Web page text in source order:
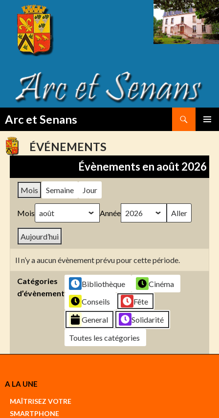
Arc et Senans
TO
CONTENTÉVÉNEMENTS
Évènements en août 2026
Mois Semaine Jour
Mois Année
Aujourd’hui
Il n’y a aucun évènement prévu pour cette période.
Catégories
d’évènement
Bibliothèque
Cinéma
Conseils
Fête
General
Solidarité
Toutes les catégories
Créer
compte
A LA UNE
MAÎTRISEZ VOTRE
SMARTPHONE